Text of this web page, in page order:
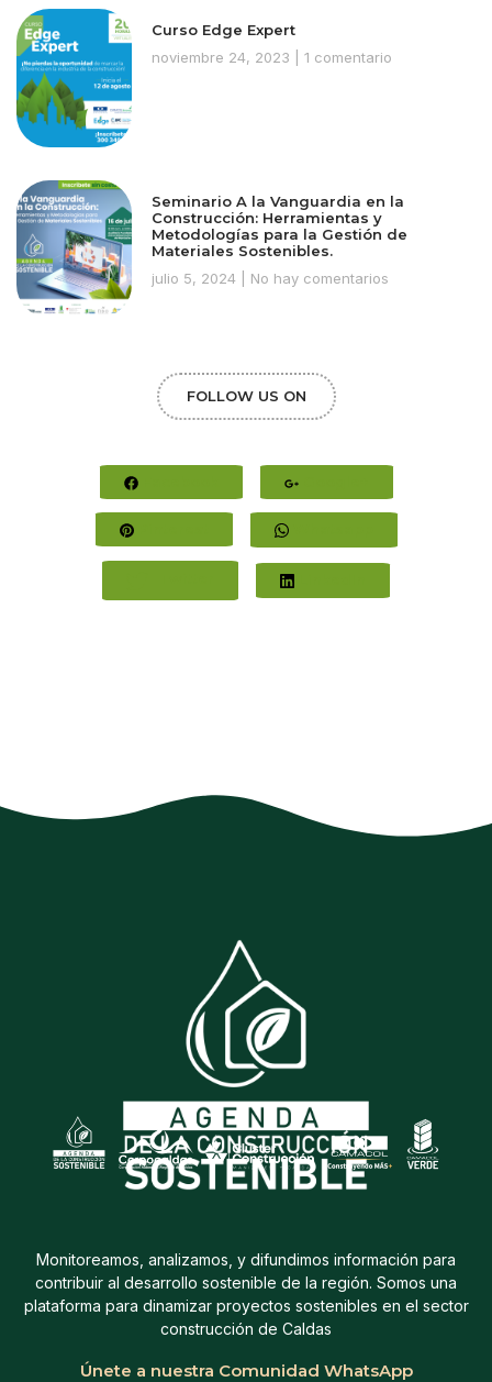
Curso Edge Expert
noviembre 24, 2023
1 comentario
Seminario A la Vanguardia en la
Construcción: Herramientas y
Metodologías para la Gestión de
Materiales Sostenibles.
julio 5, 2024
No hay comentarios
FOLLOW US ON
Facebook Google+
Pinterest Whatsapp
Monitoreamos, analizamos, y difundimos información para
contribuir al desarrollo sostenible de la región. Somos una
plataforma para dinamizar proyectos sostenibles en el sector
construcción de Caldas
Únete a nuestra Comunidad WhatsApp